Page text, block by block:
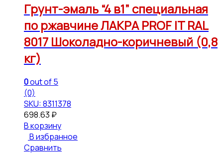
Грунт-эмаль “4 в1” специальная
по ржавчине ЛАКРА PROF IT RAL
8017 Шоколадно-коричневый (0,8
кг)
0out of 5
(0)
SKU: 8311378
698.63 ₽
В корзину
В избранное
Сравнить